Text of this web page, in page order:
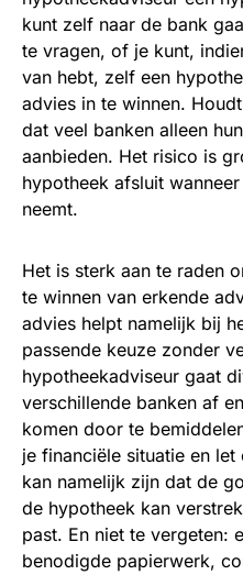
kunt zelf naar de bank
te vragen, of je kunt,
van hebt, zelf een
advies in te winnen.
dat veel banken alleen
aanbieden. Het risico is
hypotheek afsluit
neemt.
Het is sterk aan te raden
te winnen van erkende
advies helpt namelijk bij
passende keuze zonder
hypotheekadviseur gaat
verschillende banken af
komen door te
je financiële situatie en
kan namelijk zijn dat de
de hypotheek kan
past. En niet te vergeten:
benodigde papierwerk,